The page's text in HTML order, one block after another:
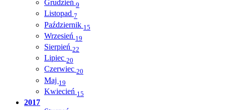
Grudzień 9
Listopad 7
Październik 15
Wrzesień 19
Sierpień 22
Lipiec 20
Czerwiec 20
Maj 19
Kwiecień 15
2017